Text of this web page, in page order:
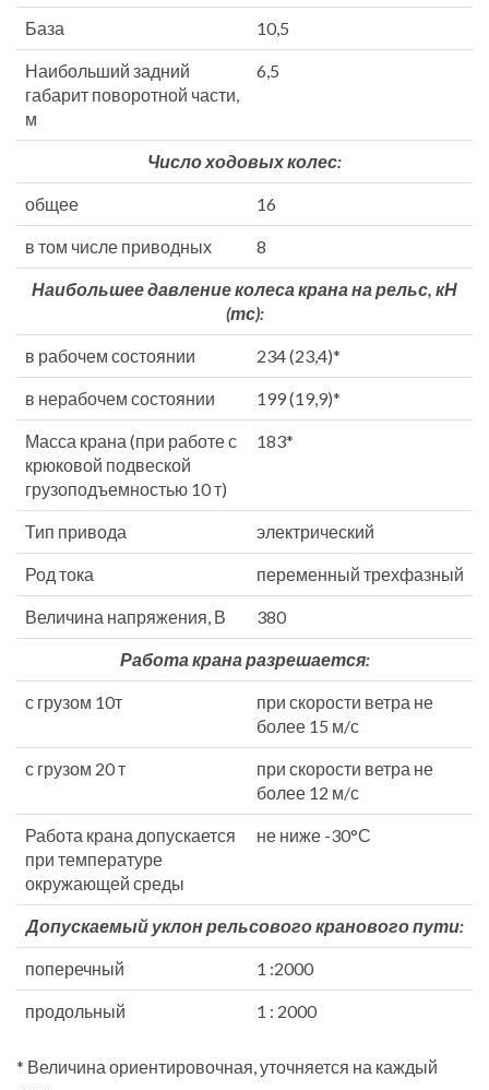
База 10,5
Наибольший задний
габарит поворот­ной части,
м
6,5
Число ходовых колес:
общее 16
в том числе приводных 8
Наибольшее давление колеса крана на рельс, кН
(тс):
в рабочем состоянии 234 (23,4)*
в нерабочем состоянии 199 (19,9)*
Масса крана (при работе с
крюковой подвеской
грузоподъемностью 10 т)
183*
Тип привода электрический
Род тока переменный трехфазный
Величина напряжения, В 380
Работа крана разрешается:
с грузом 10т
при скорости ветра не
более 15 м/с
с грузом 20 т
при скорости ветра не
более 12 м/с
Работа крана допускается
при температуре
окружающей среды
не ниже -30°С
Допускаемый уклон рельсового кранового пути:
поперечный 1 :2000
продольный 1 : 2000
* Величина ориентировочная, уточняется на каждый